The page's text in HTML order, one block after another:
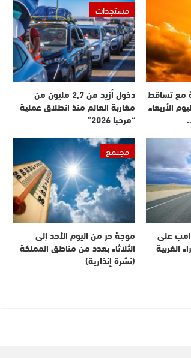
مع تساقط
الأربعاء
مستجدات
دخول أزيد من 2,7 مليون من
مغاربة العالم منذ انطلاق عملية
“مرحبا 2026”
على
الغربية
مجتمع
موجة حر من اليوم الأحد إلى
الثلاثاء بعدد من مناطق المملكة
(نشرة إنذارية)